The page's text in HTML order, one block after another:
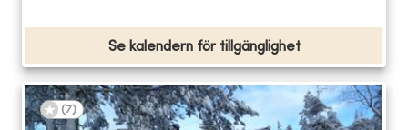
Se kalendern för tillgänglighet
(7)